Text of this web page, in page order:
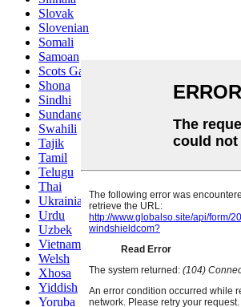
Slovak
Slovenian
Somali
Samoan
Scots Gaelic
Shona
Sindhi
Sundanese
Swahili
Tajik
Tamil
Telugu
Thai
Ukrainian
Urdu
Uzbek
Vietnamese
Welsh
Xhosa
Yiddish
Yoruba